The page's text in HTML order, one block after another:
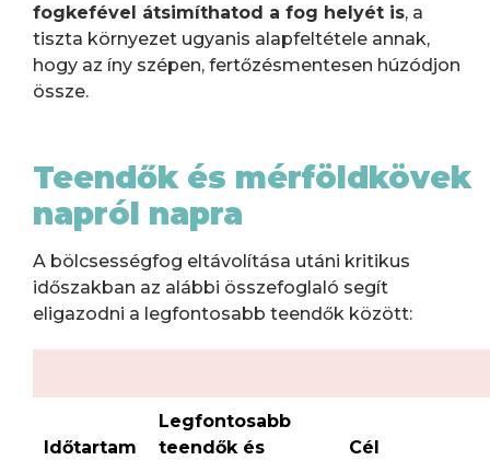
fogkefével átsimíthatod a fog helyét is, a
tiszta környezet ugyanis alapfeltétele annak,
hogy az íny szépen, fertőzésmentesen húzódjon
össze.
Teendők és mérföldkövek
napról napra
A bölcsességfog eltávolítása utáni kritikus
időszakban az alábbi összefoglaló segít
eligazodni a legfontosabb teendők között:
Időtartam
Legfontosabb
teendők és
Cél